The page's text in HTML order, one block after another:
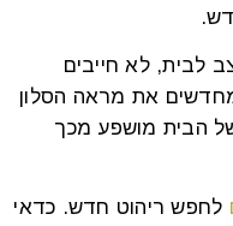
לבית, לא חייבים
את מראה הסלון
הבית מושפע מכך
לחפש ריהוט חדש. כדאי